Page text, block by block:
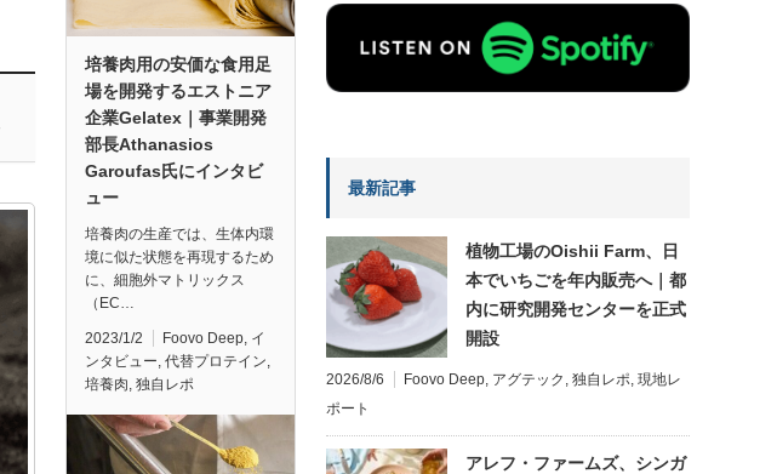
培養肉用の安価な食用足
場を開発するエストニア
企業Gelatex｜事業開発
部長Athanasios
Garoufas氏にインタビ
ュー
培養肉の生産では、生体内環
境に似た状態を再現するため
に、細胞外マトリックス
（EC…
2023/1/2 Foovo Deep イ
ンタビュー 代替プロテイン
培養肉 独自レポ
最新記事
植物工場のOishii Farm、日
本でいちごを年内販売へ｜都
内に研究開発センターを正式
開設
2026/8/6 Foovo Deep アグテック 独自レポ 現地レ
ポート
アレフ・ファームズ、シンガ